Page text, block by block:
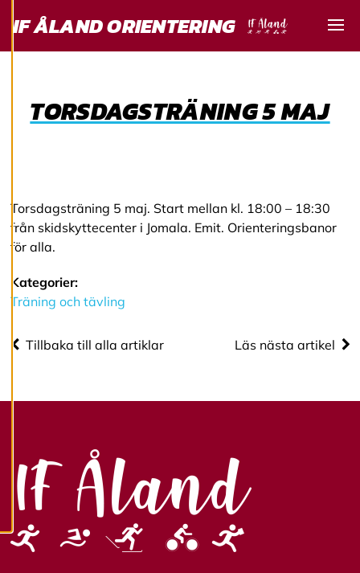
för att ge dig en
service. Genom att
samtycka till
bättre tjänst och
tillhandahålla
innehåll som är
intressant för dig.
Du har kontroll över
dina
och kan ändra dem
när som helst. Läs
d
i
g
e
r
a
c
IF ÅLAND ORIENTERING
TORSDAGSTRÄNING 5 MAJ
Torsdagsträning 5 maj. Start mellan kl. 18:00 – 18:30
från skidskyttecenter i Jomala. Emit. Orienteringsbanor
för alla.
Kategorier:
Träning och tävling
Tillbaka till alla artiklar Läs nästa artikel